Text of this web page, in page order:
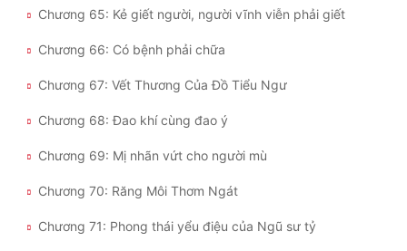
Chương 65: Kẻ giết người, người vĩnh viễn phải giết
Chương 66: Có bệnh phải chữa
Chương 67: Vết Thương Của Đồ Tiểu Ngư
Chương 68: Đao khí cùng đao ý
Chương 69: Mị nhãn vứt cho người mù
Chương 70: Răng Môi Thơm Ngát
Chương 71: Phong thái yểu điệu của Ngũ sư tỷ